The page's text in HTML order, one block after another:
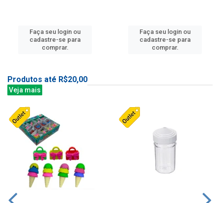
Faça seu login ou
cadastre-se para
comprar.
Faça seu login ou
cadastre-se para
comprar.
Produtos até R$20,00
Veja mais